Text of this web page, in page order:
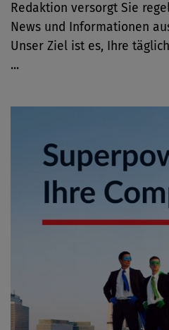
Redaktion versorgt Sie
News und Informationen
Unser Ziel ist es, Ihre
...